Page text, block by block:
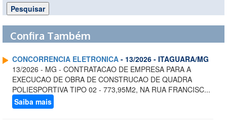
Confira Também
CONCORRENCIA ELETRONICA - 13/2026 - ITAGUARA/MG
13/2026 - MG - CONTRATACAO DE EMPRESA PARA A
EXECUCAO DE OBRA DE CONSTRUCAO DE QUADRA
POLIESPORTIVA TIPO 02 - 773,95M2, NA RUA FRANCISC...
Saiba mais